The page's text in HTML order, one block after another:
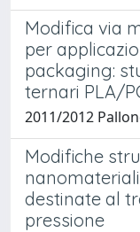
Modifica via
per
packaging:
ternari PLA/
2011/2012
Modifiche
destinate al
pressione